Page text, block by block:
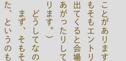
）
どうしてなのか。